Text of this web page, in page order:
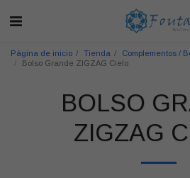
Página de inicio Tienda
Complementos /
Bolso Grande ZIGZAG Cielo
BOLSO
ZIGZAG